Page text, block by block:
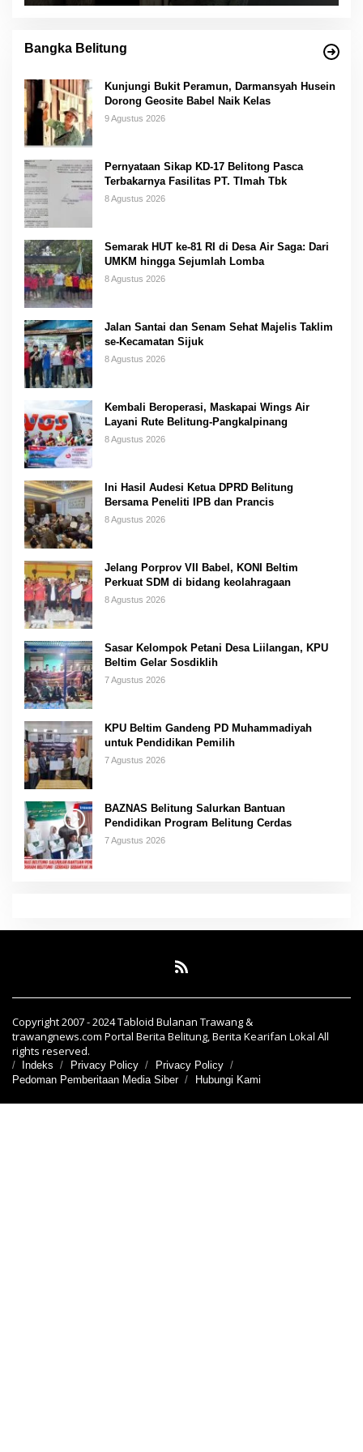
Bangka Belitung
Kunjungi Bukit Peramun, Darmansyah Husein
Dorong Geosite Babel Naik Kelas
9 Agustus 2026
Pernyataan Sikap KD-17 Belitong Pasca
Terbakarnya Fasilitas PT. TImah Tbk
8 Agustus 2026
Semarak HUT ke-81 RI di Desa Air Saga: Dari
UMKM hingga Sejumlah Lomba
8 Agustus 2026
Jalan Santai dan Senam Sehat Majelis Taklim
se-Kecamatan Sijuk
8 Agustus 2026
Kembali Beroperasi, Maskapai Wings Air
Layani Rute Belitung-Pangkalpinang
8 Agustus 2026
Ini Hasil Audesi Ketua DPRD Belitung
Bersama Peneliti IPB dan Prancis
8 Agustus 2026
Jelang Porprov VII Babel, KONI Beltim
Perkuat SDM di bidang keolahragaan
8 Agustus 2026
Sasar Kelompok Petani Desa Liilangan, KPU
Beltim Gelar Sosdiklih
7 Agustus 2026
KPU Beltim Gandeng PD Muhammadiyah
untuk Pendidikan Pemilih
7 Agustus 2026
BAZNAS Belitung Salurkan Bantuan
Pendidikan Program Belitung Cerdas
7 Agustus 2026
Copyright 2007 - 2024 Tabloid Bulanan Trawang &
trawangnews.com Portal Berita Belitung, Berita Kearifan Lokal All
rights reserved.
Indeks Privacy Policy
Privacy Policy
Pedoman Pemberitaan Media Siber
Hubungi Kami